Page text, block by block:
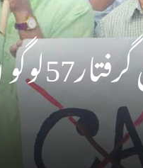
واراناسی میں مخالف